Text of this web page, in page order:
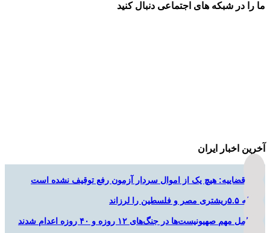
ما را در شبکه های اجتماعی دنبال کنید
آخرین اخبار ایران
قوه قضاییه: هیچ یک از اموال سردار آزمون رفع توقیف نشده است
زلزله ۵.۵ریشتری مصر و فلسطین را لرزاند